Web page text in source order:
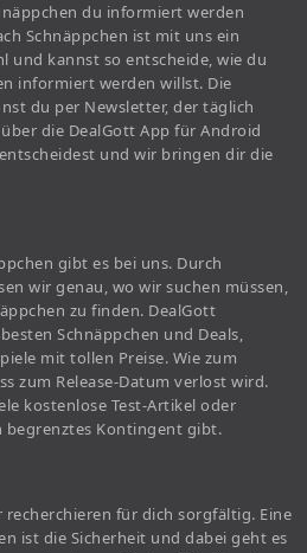
du informiert werden
Schnäppchen ist mit uns ein
und kannst so entscheide, wie du
informiert werden willst. Die
du per Newsletter, der täglich
die DealGott App für Android
und wir bringen dir die
gibt es bei uns. Durch
wir genau, wo wir suchen müssen,
zu finden. DealGott
Schnäppchen und Deals,
mit tollen Preise. Wie zum
zum Release-Datum verlost wird.
kostenlose Test-Artikel oder
begrenztes Kontingent gibt.
recherchieren für dich sorgfältig. Eine
ist die Sicherheit und dabei geht es